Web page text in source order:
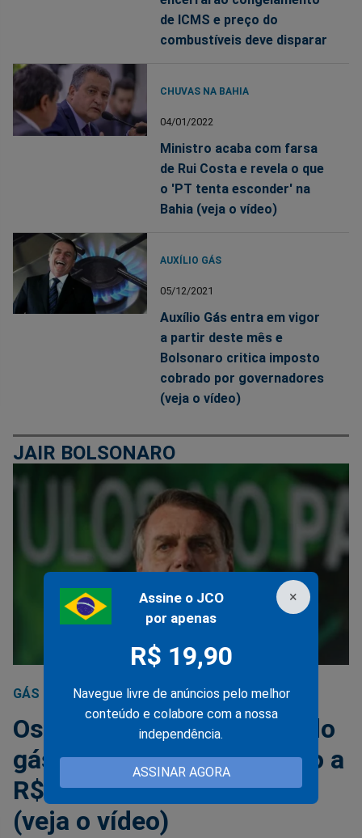
×
Assine o JCO
por apenas
R$ 19,90
Navegue livre de anúncios pelo melhor
conteúdo e colabore com a nossa
independência.
ASSINAR AGORA
de ICMS e preço do
combustíveis deve disparar
CHUVAS NA BAHIA
04/01/2022
Ministro acaba com farsa
de Rui Costa e revela o que
o 'PT tenta esconder' na
Bahia (veja o vídeo)
AUXÍLIO GÁS
05/12/2021
Auxílio Gás entra em vigor
a partir deste mês e
Bolsonaro critica imposto
cobrado por governadores
(veja o vídeo)
JAIR BOLSONARO
GÁS DE COZINHA 28/07/2021
Os "culpados" pelo preço do
gás... "Poderia ser vendido a
R$ 60", revela Bolsonaro
(veja o vídeo)